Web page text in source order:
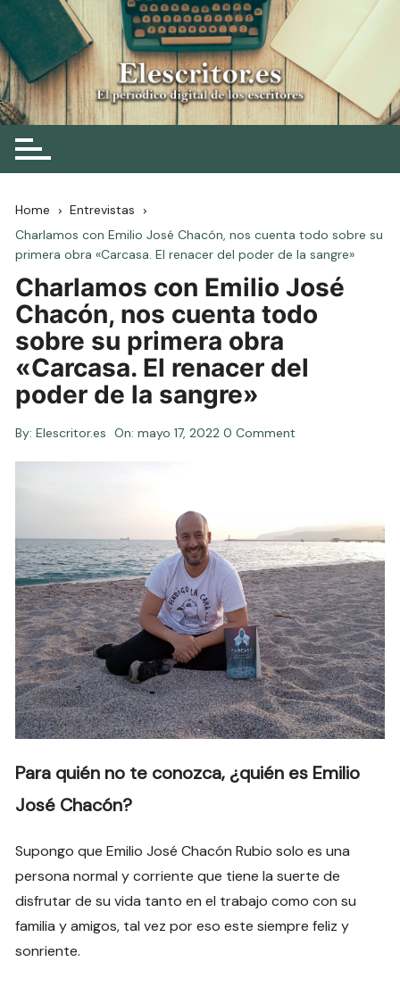
Skip
to
content
Elescritor.es
El periódico digital de los escritores
Home
Entrevistas
Charlamos con Emilio José Chacón, nos cuenta todo sobre su
primera obra «Carcasa. El renacer del poder de la sangre»
Charlamos con Emilio José
Chacón, nos cuenta todo
sobre su primera obra
«Carcasa. El renacer del
poder de la sangre»
By: Elescritor.es On:mayo 17, 2022 0 Comment
Para quién no te conozca, ¿quién es Emilio
José Chacón?
Supongo que Emilio José Chacón Rubio solo es una
persona normal y corriente que tiene la suerte de
disfrutar de su vida tanto en el trabajo como con su
familia y amigos, tal vez por eso este siempre feliz y
sonriente.